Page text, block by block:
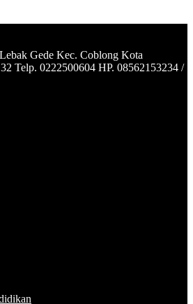
Gede Kec. Coblong Kota
Telp. 0222500604 HP. 08562153234 /